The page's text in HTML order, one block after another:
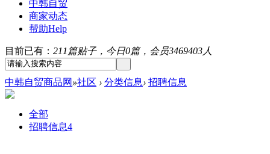
中韩自贸
商家动态
帮助Help
目前已有： 211篇贴子，今日0篇，会员3469403人
中韩自贸商品网 »社区 › 分类信息› 招聘信息
全部
招聘信息4